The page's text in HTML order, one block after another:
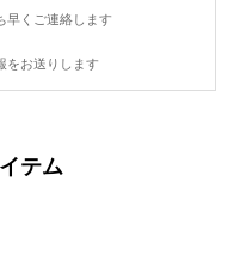
早くご連絡します
をお送りします
テム